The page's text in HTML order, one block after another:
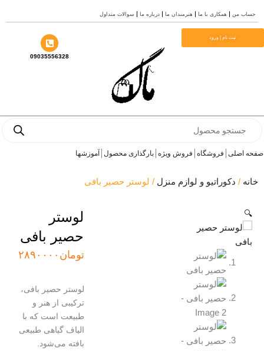
من همکاری با ما هنرمندان ما درباره ما سوالات متداول
ثبت نام | ورود
09035556328
اصلی فروشگاه فروش ویژه بارگذاری محصول آموزشها
/دکوراتیو و لوازم منزل/ لوستر حصیر بافی
لوستر
حصیر بافی
تومان۲۸۹۰۰۰۰
لوستر حصیر بافی،
ترکیبی از هنر و
طبیعت است که با
الیاف گیاهی طبیعی
بافته می‌شود.